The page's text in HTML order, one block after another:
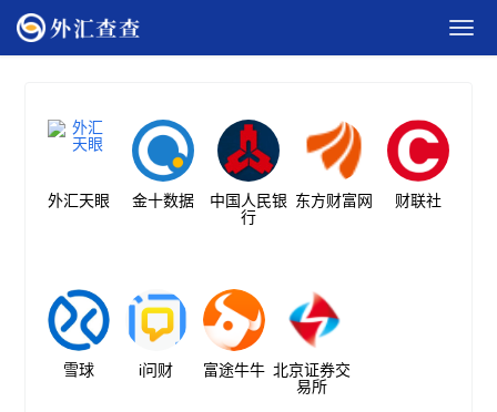
外汇天眼 金十数据
中国人民银
行
东方财富网 财联社
雪球 i问财 富途牛牛 北京证券交
易所